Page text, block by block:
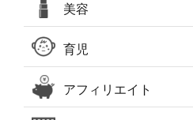
美容
育児
アフィリエイト